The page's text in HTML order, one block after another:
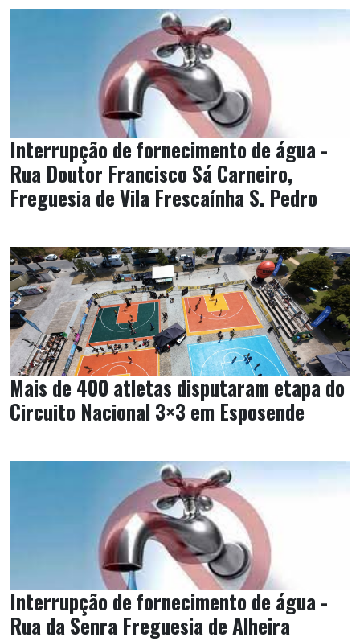
Interrupção de fornecimento de água -
Rua Doutor Francisco Sá Carneiro,
Freguesia de Vila Frescaínha S. Pedro
Mais de 400 atletas disputaram etapa do
Circuito Nacional 3×3 em Esposende
Interrupção de fornecimento de água -
Rua da Senra Freguesia de Alheira